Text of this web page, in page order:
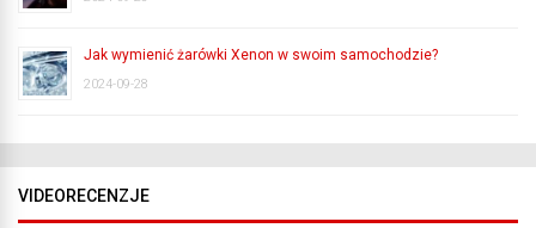
Jak wymienić żarówki Xenon w swoim samochodzie?
2024-09-28
VIDEORECENZJE